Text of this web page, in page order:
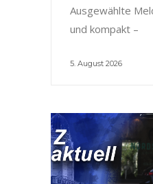
Ausgewählte
und kompakt –
5. August 2026